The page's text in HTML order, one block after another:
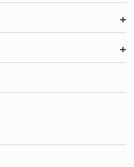
+
+